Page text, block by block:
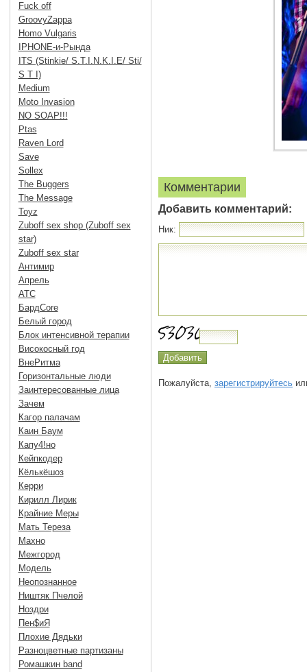
Комментарии
Добавить комментарий:
Ник:
Пожалуйста, зарегистрируйтесь
Fuck off
GroovyZappa
Homo Vulgaris
IPHONE-и-Рында
ITS (Stinkie/ S.T.I.N.K.I.E/ Sti/
S T I)
Medium
Moto Invasion
NO SOAP!!!
Ptas
Raven Lord
Save
Sollex
The Buggers
The Message
Toyz
Zuboff sex shop (Zuboff sex
star)
Zuboff sex star
Антимир
Апрель
АТС
БардCore
Белый город
Блок интенсивной терапии
Високосный год
ВнеРитма
Горизонтальные люди
Заинтересованные лица
Зачем
Кагор палачам
Каин Баум
Капу4!но
Кейпкодер
Кёлькёшоз
Керри
Кирилл Лирик
Крайние Меры
Мать Тереза
Махно
Межгород
Модель
Неопознанное
Ништяк Пчелой
Ноздри
Пен$иЯ
Плохие Дядьки
Разноцветные партизаны
Ромашкин band